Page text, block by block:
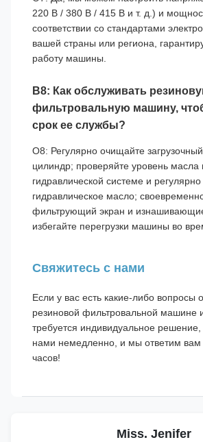
220 В / 380 В / 415 В и т. д.) и
соответствии со стандартами
вашей страны или региона,
работу машины.
В8: Как обслуживать
фильтровальную машину,
срок ее службы?
О8: Регулярно очищайте
цилиндр; проверяйте уровень масла
гидравлической системе и
гидравлическое масло;
фильтрующий экран и
избегайте перегрузки машины во
Свяжитесь с нами
Если у вас есть какие-либо вопросы
резиновой фильтровальной машине
требуется индивидуальное решение,
нами немедленно, и мы ответим вам
часов!
Miss. Jenifer